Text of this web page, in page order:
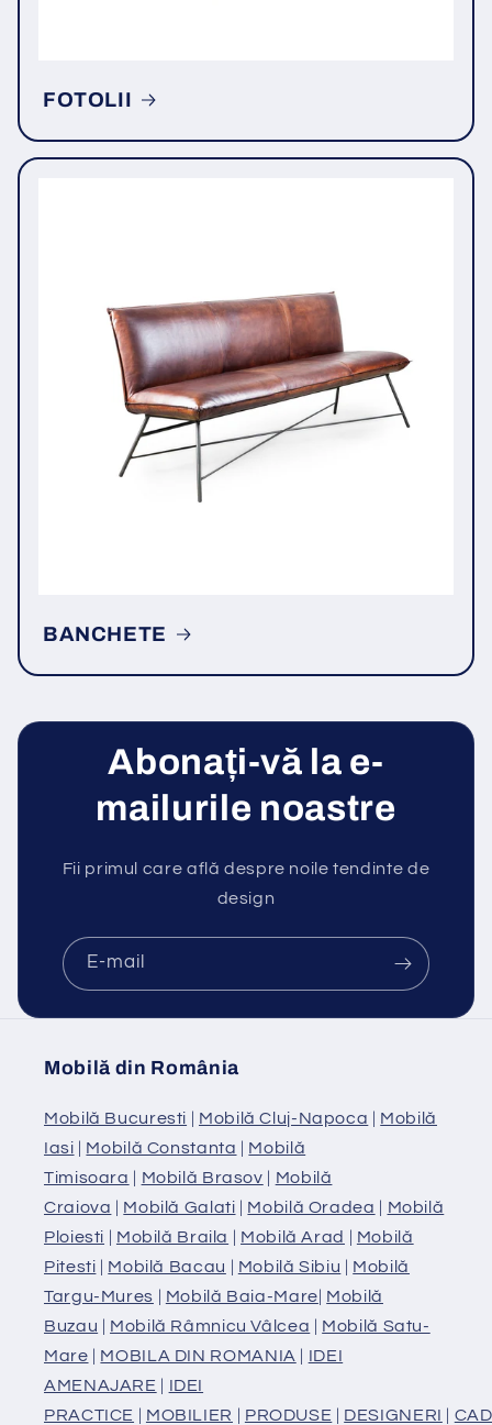
FOTOLII
BANCHETE
Abonați-vă la e-
mailurile noastre
Fii primul care află despre noile tendinte de
design
E-mail
Mobilă din România
Mobilă Bucuresti | Mobilă Cluj-Napoca | Mobilă
Iasi | Mobilă Constanta | Mobilă
Timisoara | Mobilă Brasov | Mobilă
Craiova | Mobilă Galati | Mobilă Oradea | Mobilă
Ploiesti | Mobilă Braila | Mobilă Arad | Mobilă
Pitesti | Mobilă Bacau | Mobilă Sibiu | Mobilă
Targu-Mures | Mobilă Baia-Mare| Mobilă
Buzau | Mobilă Râmnicu Vâlcea | Mobilă Satu-
Mare | MOBILA DIN ROMANIA | IDEI
AMENAJARE | IDEI
PRACTICE | MOBILIER | PRODUSE | DESIGNERI |